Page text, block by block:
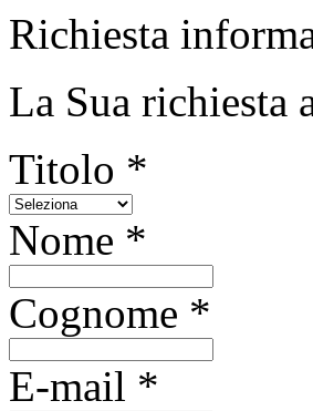
Richiesta
La Sua richiesta
Titolo *
Nome *
Cognome *
E-mail *